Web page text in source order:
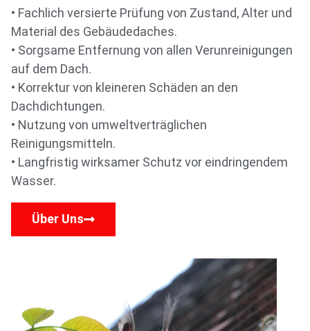
• Fachlich versierte Prüfung von Zustand, Alter und
Material des Gebäudedaches.
• Sorgsame Entfernung von allen Verunreinigungen
auf dem Dach.
• Korrektur von kleineren Schäden an den
Dachdichtungen.
• Nutzung von umweltverträglichen
Reinigungsmitteln.
• Langfristig wirksamer Schutz vor eindringendem
Wasser.
Über Uns